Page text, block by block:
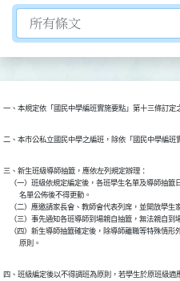
切換選擇法規資訊內容
二、本市公私立國民中學之編班，除依「國民中學編班
三、新生班級導師抽籤，應依左列規定辦理：
（一）班級依規定編定後，各班學生名單及導師抽
          名單公佈後不得更動。
（二）應邀請家長會、教師會代表列席，並開放學生
（三）事先通知各班導師到場親自抽籤，無法親自到
（四）新生導師抽籤確定後，除導師離職等特殊情
          原則。
四、班級編定後以不得調班為原則，若學生於原班級適